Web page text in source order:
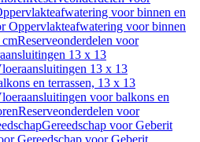
voor binnen en
Oppervlakteafwatering voor binnen
Reserveonderdelen voor
13 x 13
13 x 13
en terrassen, 13 x 13
voor balkons en
Reserveonderdelen voor
Gereedschap voor Geberit
Gereedschap voor Geberit